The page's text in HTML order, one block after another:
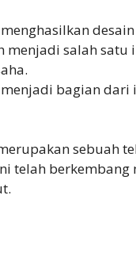
menjadi salah
bagian
telah